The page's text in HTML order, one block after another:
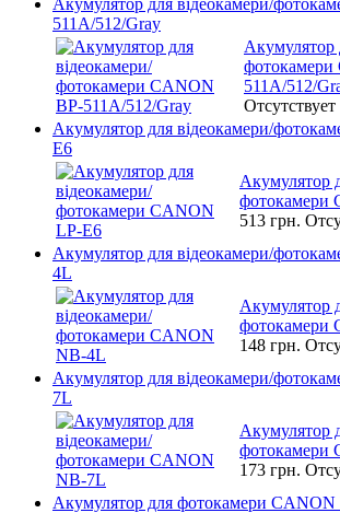
511A/512/Gray
Акумулятор
511A/512/
Отсутствует
Акумулятор для відеокамери/
E6
Акумулятор
фотокамери
513 грн.
Акумулятор для відеокамери/
4L
Акумулятор
фотокамери
148 грн.
Акумулятор для відеокамери/
7L
Акумулятор
фотокамери
173 грн.
Акумулятор для фотокамери CANON